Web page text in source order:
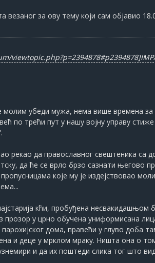
везаног за ову тему који сам објавио
молим убеди мужа, нема више времена
по трећи пут у нашу војну управу
рекао да православног свештеника
да ће се врло брзо сазнати
које му је издејствовао
кћи, пробуђена
прозор у црно обучена униформисана
дома, правећи у глуво доба
и деце у мрклом мраку. Ништа она о
и да их поштеди слика тог што